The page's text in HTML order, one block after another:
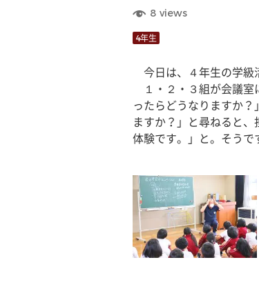
8 views
4年生
今日は、４年生の学級
１・２・３組が会議室
ったらどうなりますか
ますか？」と尋ねると
体験です。」と。そう